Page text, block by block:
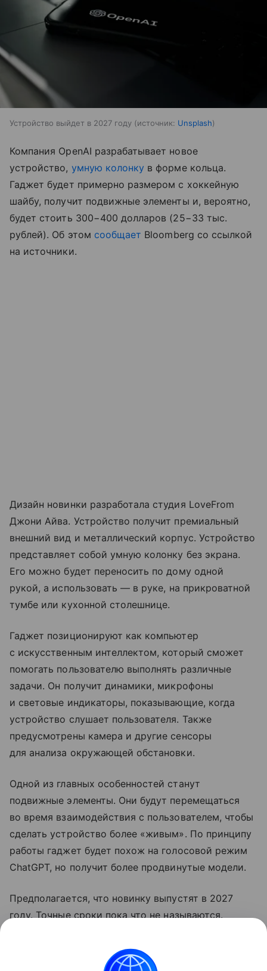
Устройство выйдет в 2027 году источник: Unsplash
Компания OpenAI разрабатывает новое
устройство, умную колонку в форме кольца.
Гаджет будет примерно размером с хоккейную
шайбу, получит подвижные элементы и, вероятно,
будет стоить 300−400 долларов (25−33 тыс.
рублей). Об этом сообщает Bloomberg со ссылкой
на источники.
Дизайн новинки разработала студия LoveFrom
Джони Айва. Устройство получит премиальный
внешний вид и металлический корпус. Устройство
представляет собой умную колонку без экрана.
Его можно будет переносить по дому одной
рукой, а использовать — в руке, на прикроватной
тумбе или кухонной столешнице.
Гаджет позиционируют как компьютер
с искусственным интеллектом, который сможет
помогать пользователю выполнять различные
задачи. Он получит динамики, микрофоны
и световые индикаторы, показывающие, когда
устройство слушает пользователя. Также
предусмотрены камера и другие сенсоры
для анализа окружающей обстановки.
Одной из главных особенностей станут
подвижные элементы. Они будут перемещаться
во время взаимодействия с пользователем, чтобы
сделать устройство более «живым». По принципу
работы гаджет будет похож на голосовой режим
ChatGPT, но получит более продвинутые модели.
Предполагается, что новинку выпустят в 2027
году. Точные сроки пока что не называются.
выпустиласвой первый гаджет.